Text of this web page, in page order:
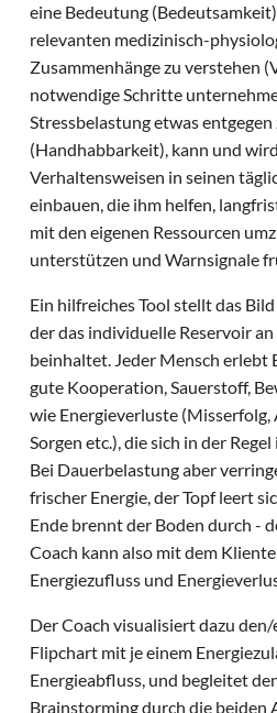
eine Bedeutung
relevanten medizinisch-
Zusammenhänge zu verstehen
notwendige Schritte
Stressbelastung etwas entgegen
(Handhabbarkeit), kann und
Verhaltensweisen in seinen
einbauen, die ihm helfen,
mit den eigenen Ressourcen
unterstützen und Warnsignale
Ein hilfreiches Tool stellt das
der das individuelle Reservoir
beinhaltet. Jeder Mensch erlebt
gute Kooperation, Sauerstoff,
wie Energieverluste
Sorgen etc.), die sich in der
Bei Dauerbelastung aber
frischer Energie, der Topf leert
Ende brennt der Boden durch -
Coach kann also mit dem
Energiezufluss und
Der Coach visualisiert dazu
Flipchart mit je einem
Energieabfluss, und begleitet
Brainstorming durch die beiden